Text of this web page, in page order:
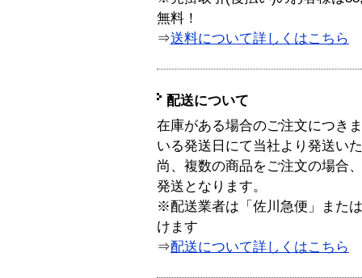
無料！
⇒送料について詳しくはこちら
配送について
在庫がある場合のご注文につき
いる発送日にて当社より発送い
尚、複数の商品をご注文の場合
発送となります。
※配送業者は「佐川急便」また
けます
⇒配送について詳しくはこちら